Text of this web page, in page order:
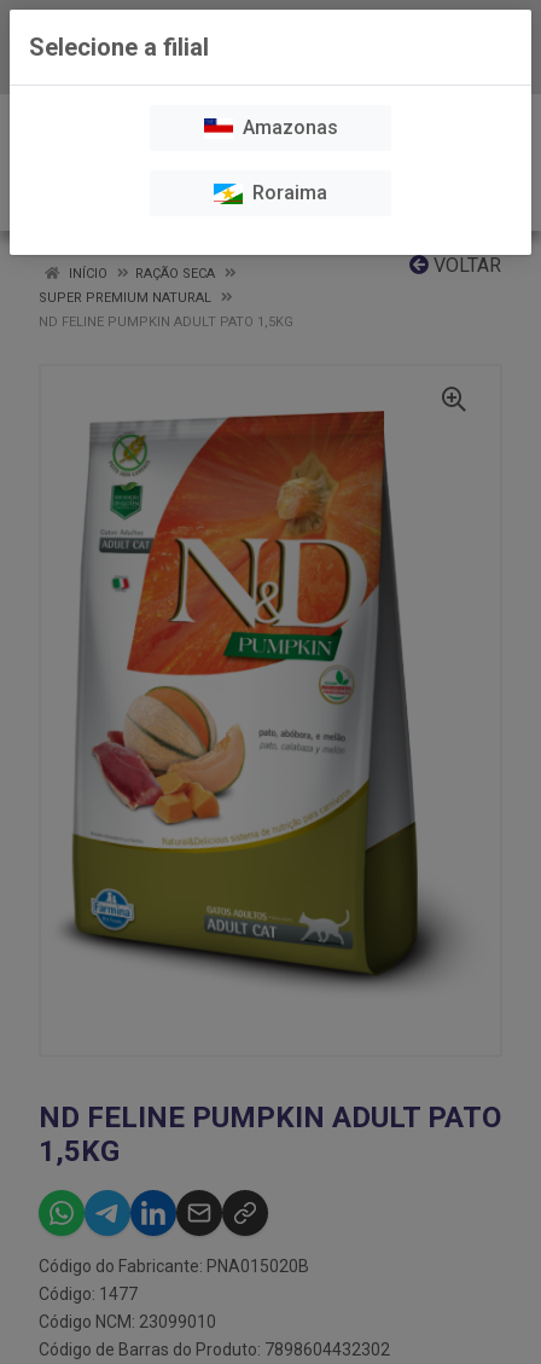
VOLTAR
INÍCIO
RAÇÃO SECA
SUPER PREMIUM NATURAL
ND FELINE PUMPKIN ADULT PATO 1,5KG
ND FELINE PUMPKIN ADULT PATO
1,5KG
Código do Fabricante: PNA015020B
Código: 1477
Código NCM: 23099010
Código de Barras do Produto: 7898604432302
Selecione a filial
Amazonas
Roraima